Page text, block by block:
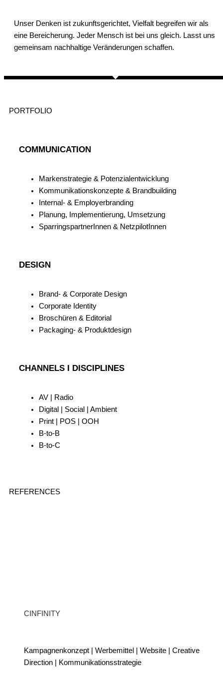
Unser Denken ist zukunftsgerichtet, Vielfalt begreifen wir als
eine Bereicherung. Jeder Mensch ist bei uns gleich. Lasst uns
gemeinsam nachhaltige Veränderungen schaffen.
PORTFOLIO
COMMUNICATION
Markenstrategie & Potenzialentwicklung
Kommunikationskonzepte & Brandbuilding
Internal- & Employerbranding
Planung, Implementierung, Umsetzung
SparringspartnerInnen & NetzpilotInnen
DESIGN
Brand- & Corporate Design
Corporate Identity
Broschüren & Editorial
Packaging- & Produktdesign
CHANNELS I DISCIPLINES
AV | Radio
Digital | Social | Ambient
Print | POS | OOH
B-to-B
B-to-C
REFERENCES
CINFINITY
Kampagnenkonzept | Werbemittel | Website | Creative
Direction | Kommunikationsstrategie